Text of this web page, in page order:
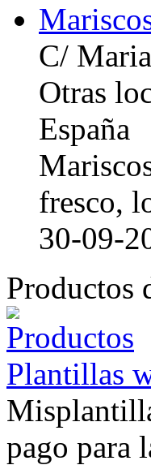
C/
Otras
España
fresco,
30-09-
Productos
Plantillas
pago para